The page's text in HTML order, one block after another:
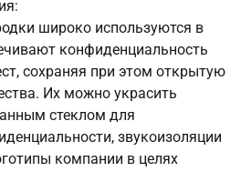
широко используются в
конфиденциальность
сохраняя при этом открытую
Их можно украсить
стеклом для
звукоизоляции
компании в целях